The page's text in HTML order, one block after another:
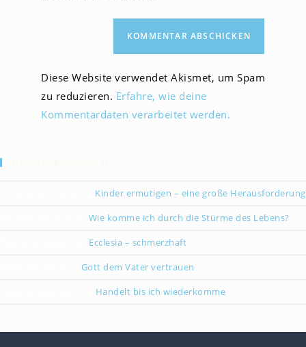
Diese Website verwendet Akismet, um Spam
zu reduzieren. Erfahre, wie deine
Kommentardaten verarbeitet werden.
Kinder ermutigen – eine große Herausforderung
Wie komme ich durch die Stürme des Lebens?
Ecclesia – schmerzhaft
Gott dem Vater vertrauen
Handelt bis ich wiederkomme